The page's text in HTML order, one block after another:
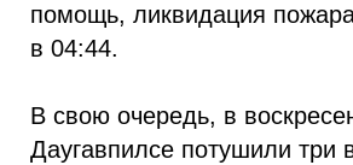
помощь, ликвидация
в 04:44.
В свою очередь, в
Даугавпилсе потушили три